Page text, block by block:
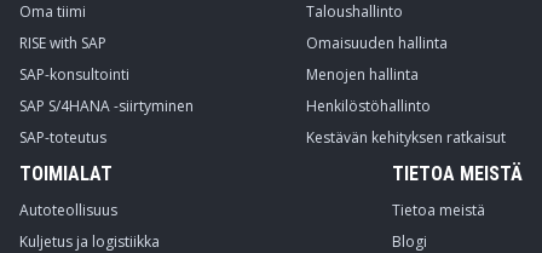
Oma tiimi
RISE with SAP
SAP-konsultointi
SAP S/4HANA -siirtyminen
SAP-toteutus
Taloushallinto
Omaisuuden hallinta
Menojen hallinta
Henkilöstöhallinto
Kestävän kehityksen ratkaisut
TOIMIALAT
Autoteollisuus
Kuljetus ja logistiikka
TIETOA MEISTÄ
Tietoa meistä
Blogi